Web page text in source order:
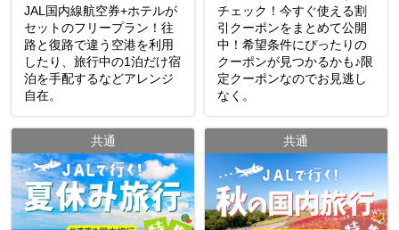
JAL国内線航空券+ホテルが
セットのフリープラン！往
路と復路で違う空港を利用
したり、旅行中の1泊だけ宿
泊を手配するなどアレンジ
自在。
チェック！今すぐ使える割
引クーポンをまとめて公開
中！希望条件にぴったりの
クーポンが見つかるかも♪限
定クーポンなのでお見逃し
なく。
共通 共通